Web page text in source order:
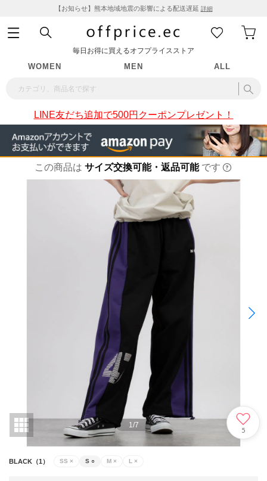
【お知らせ】熊本地域地震の影響による配送遅延 詳細
毎日お得に買えるオフプライスストア
WOMEN MEN ALL
LINE友だち追加で500円クーポンプレゼント！
この商品は サイズ交換可能・返品可能 です
1/7
5
BLACK（1） SS × S ○ M × L ×